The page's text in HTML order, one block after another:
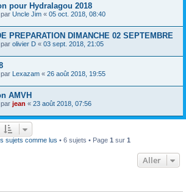
pour Hydralagou 2018
Uncle Jim « 05 oct. 2018, 08:40
PREPARATION DIMANCHE 02 SEPTEMBRE
olivier D « 03 sept. 2018, 21:05
Lexazam « 26 août 2018, 19:55
AMVH
jean « 23 août 2018, 07:56
sujets comme lus • 6 sujets • Page 1 sur 1
Aller